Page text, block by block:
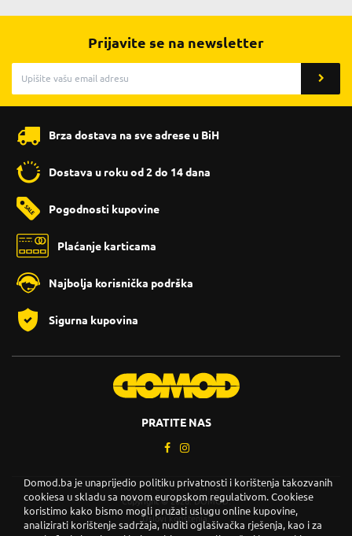
Prijavite se na newsletter
Brza dostava na sve adrese u BiH
Dostava u roku od 2 do 14 dana
Pogodnosti kupovine
Plaćanje karticama
Najbolja korisnička podrška
Sigurna kupovina
PRATITE NAS
Copyright © 2026. DOMOD.
Uslovi korištenja.
Domod.ba je unaprijedio politiku privatnosti i korištenja takozvanih
cookiesa u skladu sa novom europskom regulativom. Cookiese
koristimo kako bismo mogli pružati uslugu online kupovine,
analizirati korištenje sadržaja, nuditi oglašivačka rješenja, kao i za